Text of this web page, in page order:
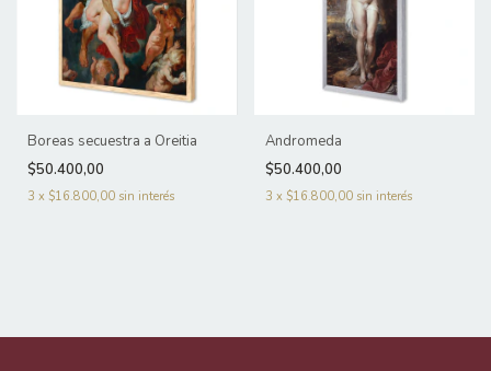
Boreas secuestra a Oreitia
$50.400,00
3 x $16.800,00 sin interés
Andromeda
$50.400,00
3 x $16.800,00 sin interés